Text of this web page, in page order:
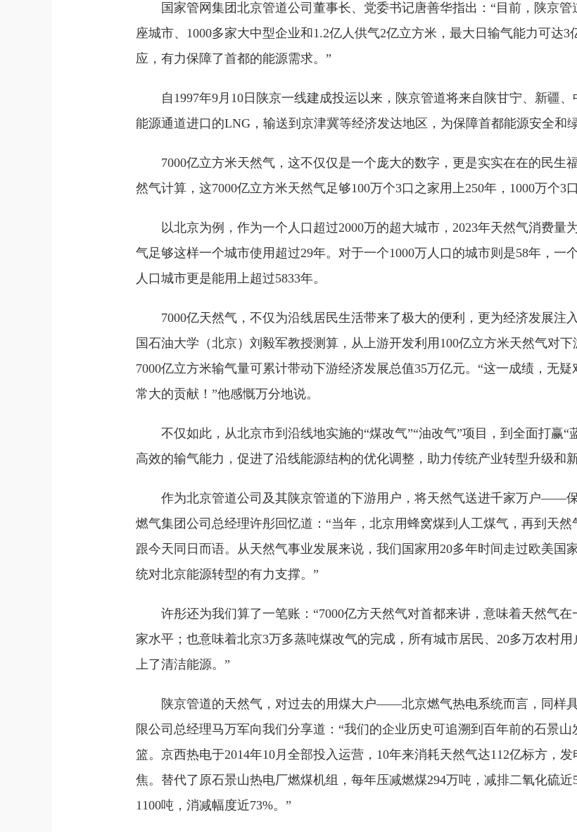
国家管网集团北京管道公司董事长、党委书记唐善华指出：“目前，陕京
座城市、1000多家大中型企业和1.2亿人供气2亿立方米，最大日输气能力可达
应，有力保障了首都的能源需求。”
自1997年9月10日陕京一线建成投运以来，陕京管道将来自陕甘宁、新疆
能源通道进口的LNG，输送到京津冀等经济发达地区，为保障首都能源安全和
7000亿立方米天然气，这不仅仅是一个庞大的数字，更是实实在在的民生
然气计算，这7000亿立方米天然气足够100万个3口之家用上250年，1000万个3
以北京为例，作为一个人口超过2000万的超大城市，2023年天然气消费量
气足够这样一个城市使用超过29年。对于一个1000万人口的城市则是58年，一
人口城市更是能用上超过5833年。
7000亿天然气，不仅为沿线居民生活带来了极大的便利，更为经济发展注
国石油大学（北京）刘毅军教授测算，从上游开发利用100亿立方米天然气对
7000亿立方米输气量可累计带动下游经济发展总值35万亿元。“这一成绩，无
常大的贡献！”他感慨万分地说。
不仅如此，从北京市到沿线地实施的“煤改气”“油改气”项目，到全面打赢“
高效的输气能力，促进了沿线能源结构的优化调整，助力传统产业转型升级和
作为北京管道公司及其陕京管道的下游用户，将天然气送进千家万户——
燃气集团公司总经理许彤回忆道：“当年，北京用蜂窝煤到人工煤气，再到天
跟今天同日而语。从天然气事业发展来说，我们国家用20多年时间走过欧美国
统对北京能源转型的有力支撑。”
许彤还为我们算了一笔账：“7000亿方天然气对首都来讲，意味着天然气
家水平；也意味着北京3万多蒸吨煤改气的完成，所有城市居民、20多万农村
上了清洁能源。”
陕京管道的天然气，对过去的用煤大户——北京燃气热电系统而言，同样
限公司总经理马万军向我们分享道：“我们的企业历史可追溯到百年前的石景
篮。京西热电于2014年10月全部投入运营，10年来消耗天然气达112亿标方，
焦。替代了原石景山热电厂燃煤机组，每年压减燃煤294万吨，减排二氧化硫
1100吨，消减幅度近73%。”